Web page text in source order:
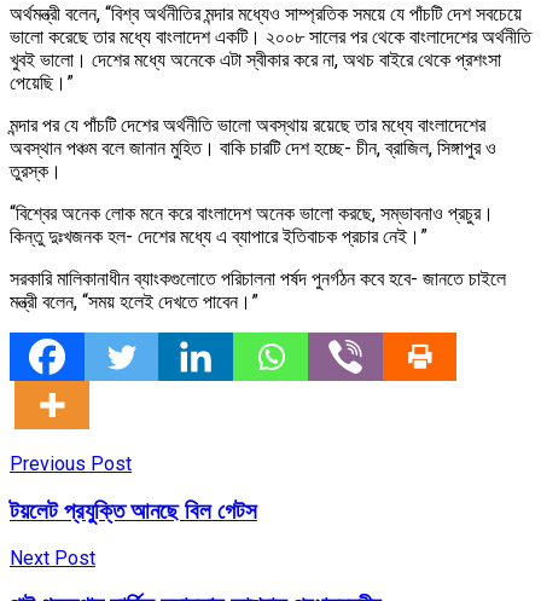
অর্থমন্ত্রী বলেন, “বিশ্ব অর্থনীতির মন্দার মধ্যেও সাম্প্রতিক সময়ে যে পাঁচটি দেশ সবচেয়ে
ভালো করেছে তার মধ্যে বাংলাদেশ একটি। ২০০৮ সালের পর থেকে বাংলাদেশের অর্থনীতি
খুবই ভালো। দেশের মধ্যে অনেকে এটা স্বীকার করে না, অথচ বাইরে থেকে প্রশংসা
পেয়েছি।”
মন্দার পর যে পাঁচটি দেশের অর্থনীতি ভালো অবস্থায় রয়েছে তার মধ্যে বাংলাদেশের
অবস্থান পঞ্চম বলে জানান মুহিত। বাকি চারটি দেশ হচ্ছে- চীন, ব্রাজিল, সিঙ্গাপুর ও
তুরস্ক।
“বিশ্বের অনেক লোক মনে করে বাংলাদেশ অনেক ভালো করছে, সম্ভাবনাও প্রচুর।
কিন্তু দুঃখজনক হল- দেশের মধ্যে এ ব্যাপারে ইতিবাচক প্রচার নেই।”
সরকারি মালিকানাধীন ব্যাংকগুলোতে পরিচালনা পর্ষদ পুনর্গঠন কবে হবে- জানতে চাইলে
মন্ত্রী বলেন, “সময় হলেই দেখতে পাবেন।”
Previous Post
টয়লেট প্রযুক্তি আনছে বিল গেটস
Next Post